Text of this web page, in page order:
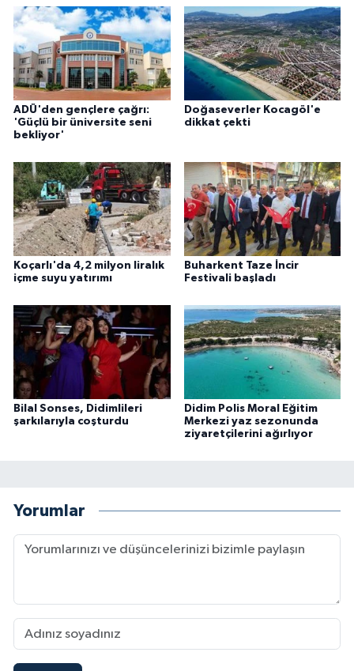
ADÜ'den gençlere çağrı:
'Güçlü bir üniversite seni
bekliyor'
Doğaseverler Kocagöl'e
dikkat çekti
Koçarlı'da 4,2 milyon liralık
içme suyu yatırımı
Buharkent Taze İncir
Festivali başladı
Bilal Sonses, Didimlileri
şarkılarıyla coşturdu
Didim Polis Moral Eğitim
Merkezi yaz sezonunda
ziyaretçilerini ağırlıyor
Yorumlar